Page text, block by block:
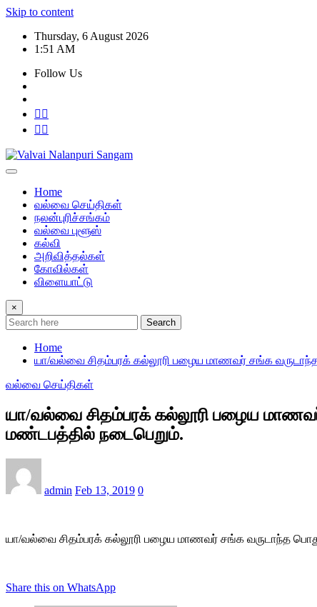
Skip to content
Thursday, 6 August 2026
1:51 AM
Follow Us
Home
வல்வை செய்திகள்
நலன்புரிச்சங்கம்
வல்வை புளூஸ்
கல்வி
அறிவித்தல்கள்
கோவில்கள்
விளையாட்டு
×
Search
Home
யா/வல்வை சிதம்பரக் கல்லூரி பழைய மாணவர் சங்க
வல்வை செய்திகள்
யா/வல்வை சிதம்பரக் கல்லூரி பழைய மாணவர்
மண்டபத்தில் நடைபெறும்.
admin Feb 13, 2019 0
யா/வல்வை சிதம்பரக் கல்லூரி பழைய மாணவர் சங்க வருடாந்த
Share this on WhatsApp